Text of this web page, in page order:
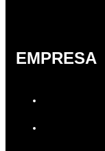
EMPRESA